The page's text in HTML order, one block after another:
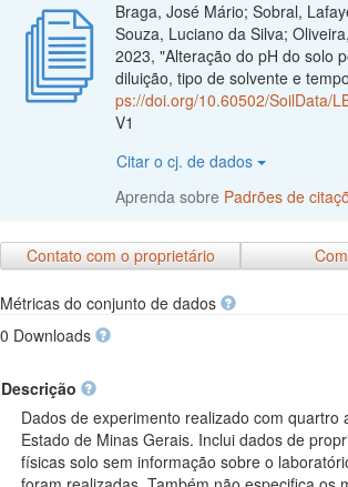
Braga, José Mário; Sobral,
Souza, Luciano da Silva;
2023, "Alteração do pH do solo
diluição, tipo de solvente e
ps://doi.org/10.60502/SoilData/
V1
Citar o cj. de dados
Aprenda sobre Padrões de
Contato com o proprietário
Métricas do conjunto de dados
0 Downloads
Descrição
Dados de experimento realizado com quartro
Estado de Minas Gerais. Inclui dados de
físicas solo sem informação sobre o